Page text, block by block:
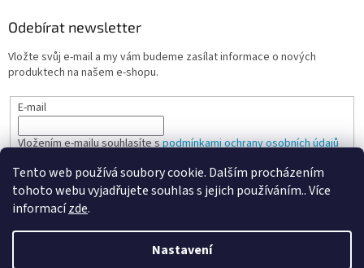
Tento web používá soubory cookie. Dalším procházením
tohoto webu vyjadřujete souhlas s jejich používáním.. Více
informacízde.
Nastavení
Odebírat newsletter
Vložte svůj e-mail a my vám budeme zasílat informace o nových
produktech na našem e-shopu.
E-mail
Vložením e-mailu souhlasíte spodmínkami ochrany osobních údajů
PŘIHLÁSIT SE
Vytvořil Shoptet